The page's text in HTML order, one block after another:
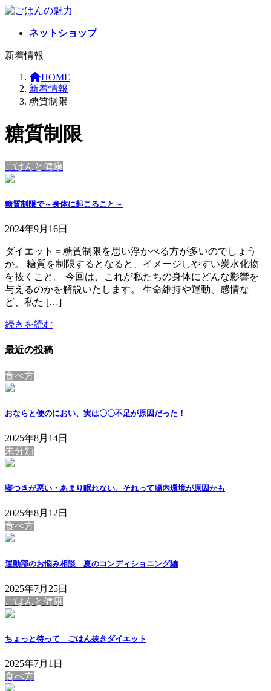
コ
ン
ツ
プ
ナ
ー
シ
動
ネットショップ
新着情報
HOME
新着情報
糖質制限
糖質制限
ごはんと健康
糖質制限で～身体に起こること～
2024年9月16日
ダイエット＝糖質制限を思い浮かべる方が多いのでしょう
か。 糖質を制限するとなると、イメージしやすい炭水化物
を抜くこと。 今回は、これが私たちの身体にどんな影響を
与えるのかを解説いたします。 生命維持や運動、感情な
ど、私た […]
続きを読む
最近の投稿
食べ方
おならと便のにおい、実は〇〇不足が原因だった！
2025年8月14日
未分類
寝つきが悪い・あまり眠れない、それって腸内環境が原因かも
2025年8月12日
食べ方
運動部のお悩み相談 夏のコンディショニング編
2025年7月25日
ごはんと健康
ちょっと待って ごはん抜きダイエット
2025年7月1日
食べ方